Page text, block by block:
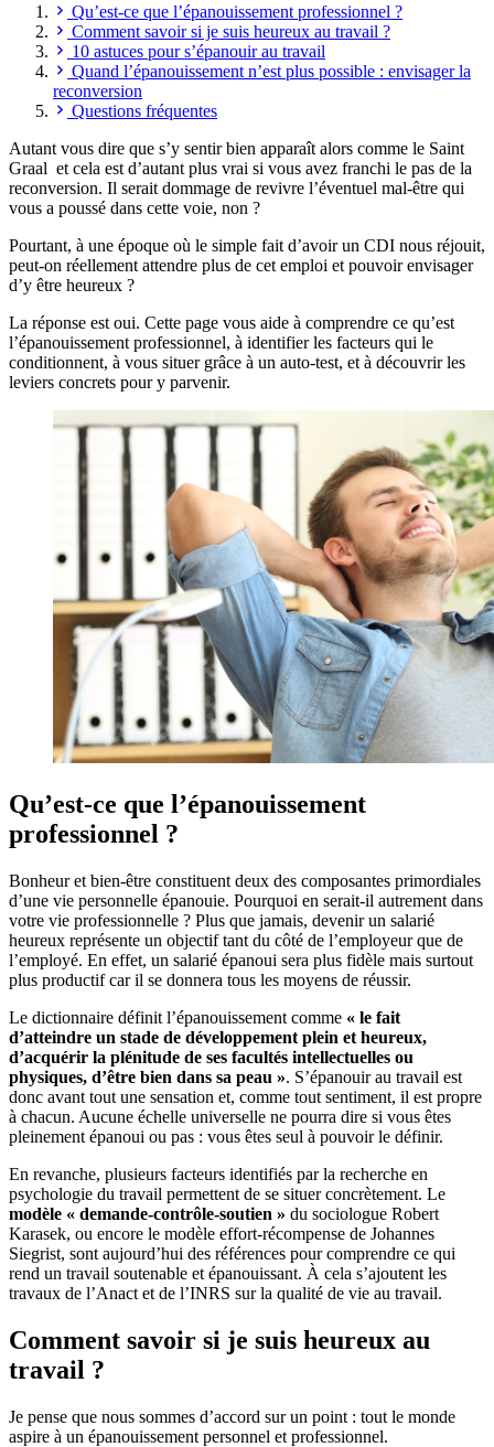
Qu’est-ce que l’épanouissement professionnel ?
Comment savoir si je suis heureux au travail ?
10 astuces pour s’épanouir au travail
Quand l’épanouissement n’est plus possible : envisager la
reconversion
Questions fréquentes
Autant vous dire que s’y sentir bien apparaît alors comme le Saint
Graal et cela est d’autant plus vrai si vous avez franchi le pas de la
reconversion. Il serait dommage de revivre l’éventuel mal-être qui
vous a poussé dans cette voie, non ?
Pourtant, à une époque où le simple fait d’avoir un CDI nous réjouit,
peut-on réellement attendre plus de cet emploi et pouvoir envisager
d’y être heureux ?
La réponse est oui. Cette page vous aide à comprendre ce qu’est
l’épanouissement professionnel, à identifier les facteurs qui le
conditionnent, à vous situer grâce à un auto-test, et à découvrir les
leviers concrets pour y parvenir.
Qu’est-ce que l’épanouissement
professionnel ?
Bonheur et bien-être constituent deux des composantes primordiales
d’une vie personnelle épanouie. Pourquoi en serait-il autrement dans
votre vie professionnelle ? Plus que jamais, devenir un salarié
heureux représente un objectif tant du côté de l’employeur que de
l’employé. En effet, un salarié épanoui sera plus fidèle mais surtout
plus productif car il se donnera tous les moyens de réussir.
Le dictionnaire définit l’épanouissement comme « le fait
d’atteindre un stade de développement plein et heureux,
d’acquérir la plénitude de ses facultés intellectuelles ou
physiques, d’être bien dans sa peau ». S’épanouir au travail est
donc avant tout une sensation et, comme tout sentiment, il est propre
à chacun. Aucune échelle universelle ne pourra dire si vous êtes
pleinement épanoui ou pas : vous êtes seul à pouvoir le définir.
En revanche, plusieurs facteurs identifiés par la recherche en
psychologie du travail permettent de se situer concrètement. Le
modèle « demande-contrôle-soutien » du sociologue Robert
Karasek, ou encore le modèle effort-récompense de Johannes
Siegrist, sont aujourd’hui des références pour comprendre ce qui
rend un travail soutenable et épanouissant. À cela s’ajoutent les
travaux de l’Anact et de l’INRS sur la qualité de vie au travail.
Comment savoir si je suis heureux au
travail ?
Je pense que nous sommes d’accord sur un point : tout le monde
aspire à un épanouissement personnel et professionnel.